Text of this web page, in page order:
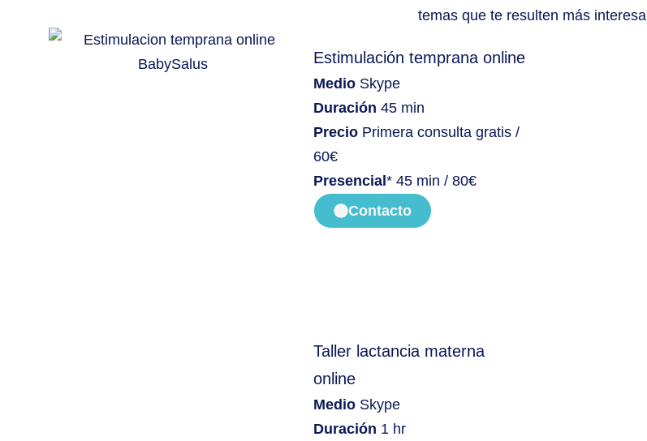
temas que te resulten más
Estimulación temprana online
Medio Skype
Duración 45 min
Precio Primera consulta gratis /
60€
Presencial * 45 min / 80€
Contacto
Taller lactancia materna
online
Medio Skype
Duración 1 hr